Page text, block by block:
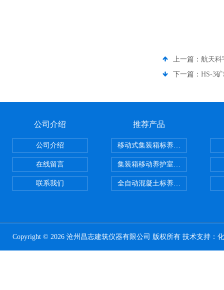
上一篇： 航天科
下一篇： HS-3
公司介绍
公司介绍
在线留言
联系我们
推荐产品
移动式集装箱标养室 养护室设备
集装箱移动养护室 标养室
全自动混凝土标养室恒温恒湿设备
Copyright © 2026 沧州昌志建筑仪器有限公司 版权所有 技术支持：